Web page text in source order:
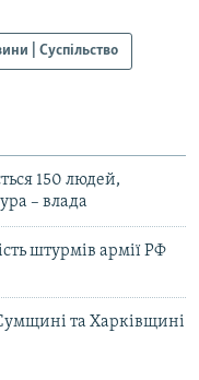
| Суспільство
150 людей,
– влада
штурмів армії РФ
та Харківщині